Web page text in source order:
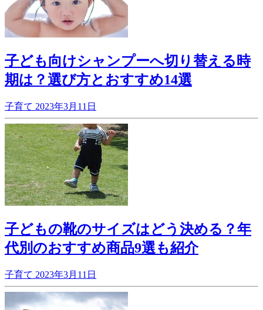
子ども向けシャンプーへ切り替える時
期は？選び方とおすすめ14選
子育て 2023年3月11日
子どもの靴のサイズはどう決める？年
代別のおすすめ商品9選も紹介
子育て 2023年3月11日